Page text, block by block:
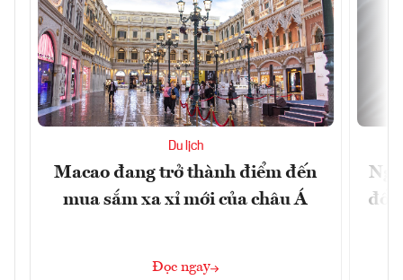
Du lịch
Macao đang trở thành điểm đến
mua sắm xa xỉ mới của châu Á
Đọc ngay
đổi